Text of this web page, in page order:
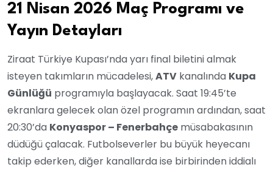
21 Nisan 2026 Maç Programı ve
Yayın Detayları
Ziraat Türkiye Kupası’nda yarı final biletini almak
isteyen takımların mücadelesi,ATV kanalında Kupa
Günlüğü programıyla başlayacak. Saat 19:45’te
ekranlara gelecek olan özel programın ardından, saat
20:30’da Konyaspor – Fenerbahçe müsabakasının
düdüğü çalacak. Futbolseverler bu büyük heyecanı
takip ederken, diğer kanallarda ise birbirinden iddialı